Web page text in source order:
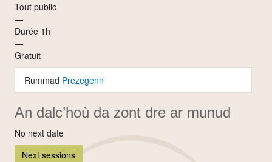
Tout public
—
Durée 1h
—
Gratuit
Rummad Prezegenn
An dalc’hoù da zont dre ar munud
No next date
Next sessions